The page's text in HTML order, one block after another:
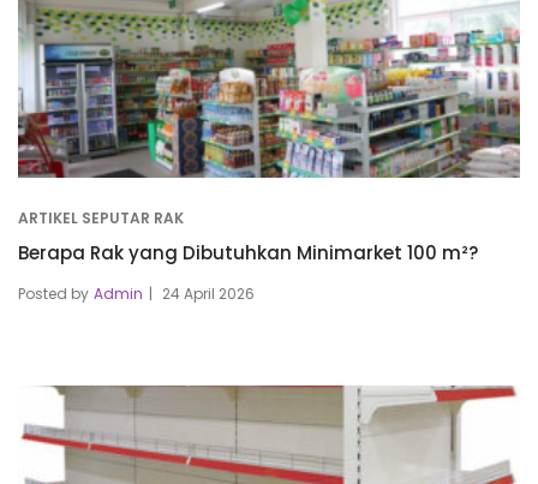
ARTIKEL SEPUTAR RAK
Berapa Rak yang Dibutuhkan Minimarket 100 m²?
Posted by Admin 24 April 2026